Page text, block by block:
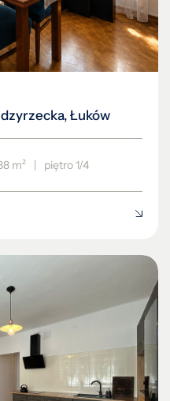
Łuków
m² | piętro 1/4